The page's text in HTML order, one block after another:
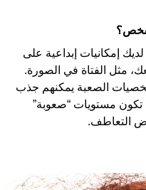
إمكانيات إبداعية على
مثل الفتاة في الصورة.
الصعبة يمكنهم جذب
مستويات “صعوبة”
التعاطف.